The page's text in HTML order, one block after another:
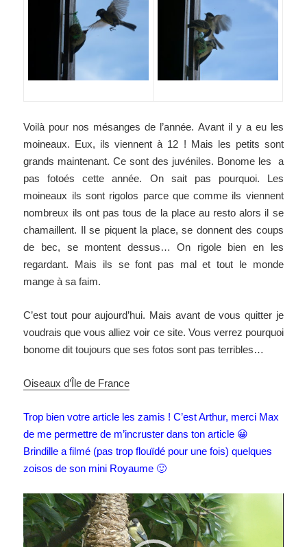
Voilà pour nos mésanges de l’année. Avant il y a eu les
moineaux. Eux, ils viennent à 12 ! Mais les petits sont
grands maintenant. Ce sont des juvéniles. Bonome les a
pas fotoés cette année. On sait pas pourquoi. Les
moineaux ils sont rigolos parce que comme ils viennent
nombreux ils ont pas tous de la place au resto alors il se
chamaillent. Il se piquent la place, se donnent des coups
de bec, se montent dessus… On rigole bien en les
regardant. Mais ils se font pas mal et tout le monde
mange à sa faim.
C’est tout pour aujourd’hui. Mais avant de vous quitter je
voudrais que vous alliez voir ce site. Vous verrez pourquoi
bonome dit toujours que ses fotos sont pas terribles…
Oiseaux d’Île de France
Trop bien votre article les zamis ! C’est Arthur, merci Max
de me permettre de m’incruster dans ton article 😀
Brindille a filmé (pas trop flouïdé pour une fois) quelques
zoisos de son mini Royaume 🙂
Lecteur
vidéo